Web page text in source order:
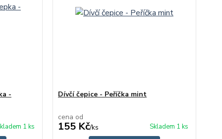
-
1 ks
Dívčí čepice - Peříčka mint
cena od
155 Kč/ks Skladem 1 ks